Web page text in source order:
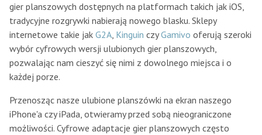
gier planszowych dostępnych na platformach takich jak iOS,
tradycyjne rozgrywki nabierają nowego blasku. Sklepy
internetowe takie jak G2A, Kinguin czyGamivo oferują szeroki
wybór cyfrowych wersji ulubionych gier planszowych,
pozwalając nam cieszyć się nimi z dowolnego miejsca i o
każdej porze.
Przenosząc nasze ulubione planszówki na ekran naszego
iPhone'a czy iPada, otwieramy przed sobą nieograniczone
możliwości. Cyfrowe adaptacje gier planszowych często